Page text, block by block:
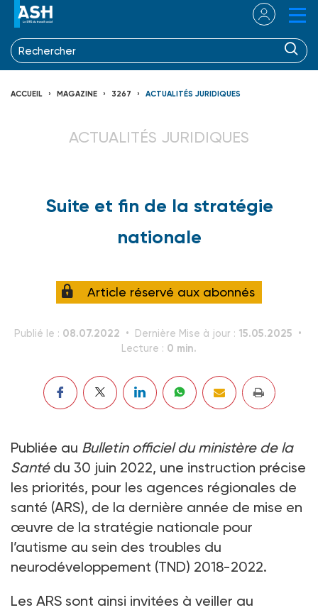
ACCUEIL MAGAZINE 3267 ACTUALITÉS JURIDIQUES
ACTUALITÉS JURIDIQUES
Suite et fin de la stratégie
nationale
Article réservé aux abonnés
Publié le : 08.07.2022 Dernière Mise à jour : 15.05.2025
Lecture : 0 min.
Publiée au Bulletin officiel du ministère de la
Santédu 30 juin 2022, une instruction précise
les priorités, pour les agences régionales de
santé (ARS), de la dernière année de mise en
œuvre de la stratégie nationale pour
l’autisme au sein des troubles du
neurodéveloppement (TND) 2018-2022.
Les ARS sont ainsi invitées à veiller au